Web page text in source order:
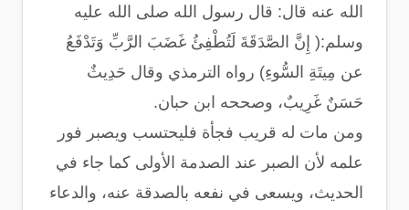
الله عنه قال: قال رسول الله صلى الله عليه
وسلم:( إِنَّ الصَّدَقَةَ لَتُطْفِئُ غَضَبَ الرَّبِّ وَتَدْفَعُ
عن مِيتَةِ السُّوءِ) رواه الترمذي وقال حَدِيثٌ
حَسَنٌ غَرِيبٌ، وصححه ابن حبان.
ومن مات له قريب فجأة فليحتسب ويصبر فور
علمه لأن الصبر عند الصدمة الأولى كما جاء في
الحديث، ويسعى في نفعه بالصدقة عنه، والدعاء